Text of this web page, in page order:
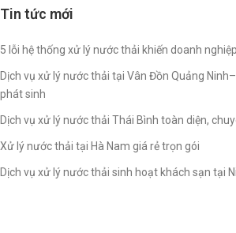
Tin tức mới
5 lỗi hệ thống xử lý nước thải khiến doanh
Dịch vụ xử lý nước thải tại Vân Đồn Quảng
phát sinh
Dịch vụ xử lý nước thải Thái Bình toàn diện,
Xử lý nước thải tại Hà Nam giá rẻ trọn gói
Dịch vụ xử lý nước thải sinh hoạt khách sạn tại